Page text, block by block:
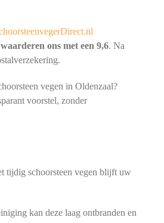
waarderen ons met een 9,6. Na
vegen in Oldenzaal?
voorstel, zonder
tijdig schoorsteen vegen blijft uw
kan deze laag ontbranden en